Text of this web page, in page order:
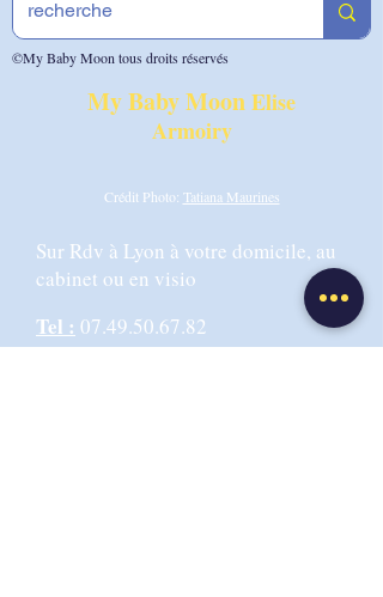
©My Baby Moon tous droits réservés
My Baby MoonElise
Armoiry
Crédit Photo: Tatiana Maurines
Sur Rdv à Lyon à votre domicile, au
cabinet ou en visio
Tel : 07.49.50.67.82